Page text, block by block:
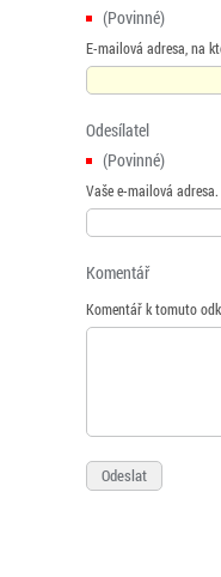
(Povinné)
E-mailová adresa, na
Odesílatel
(Povinné)
Vaše e-mailová adresa.
Komentář
Komentář k tomuto